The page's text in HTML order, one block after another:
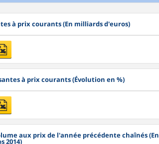
à prix courants (En milliards d'euros)
à prix courants (Évolution en %)
aux prix de l'année précédente chaînés (En
2014)